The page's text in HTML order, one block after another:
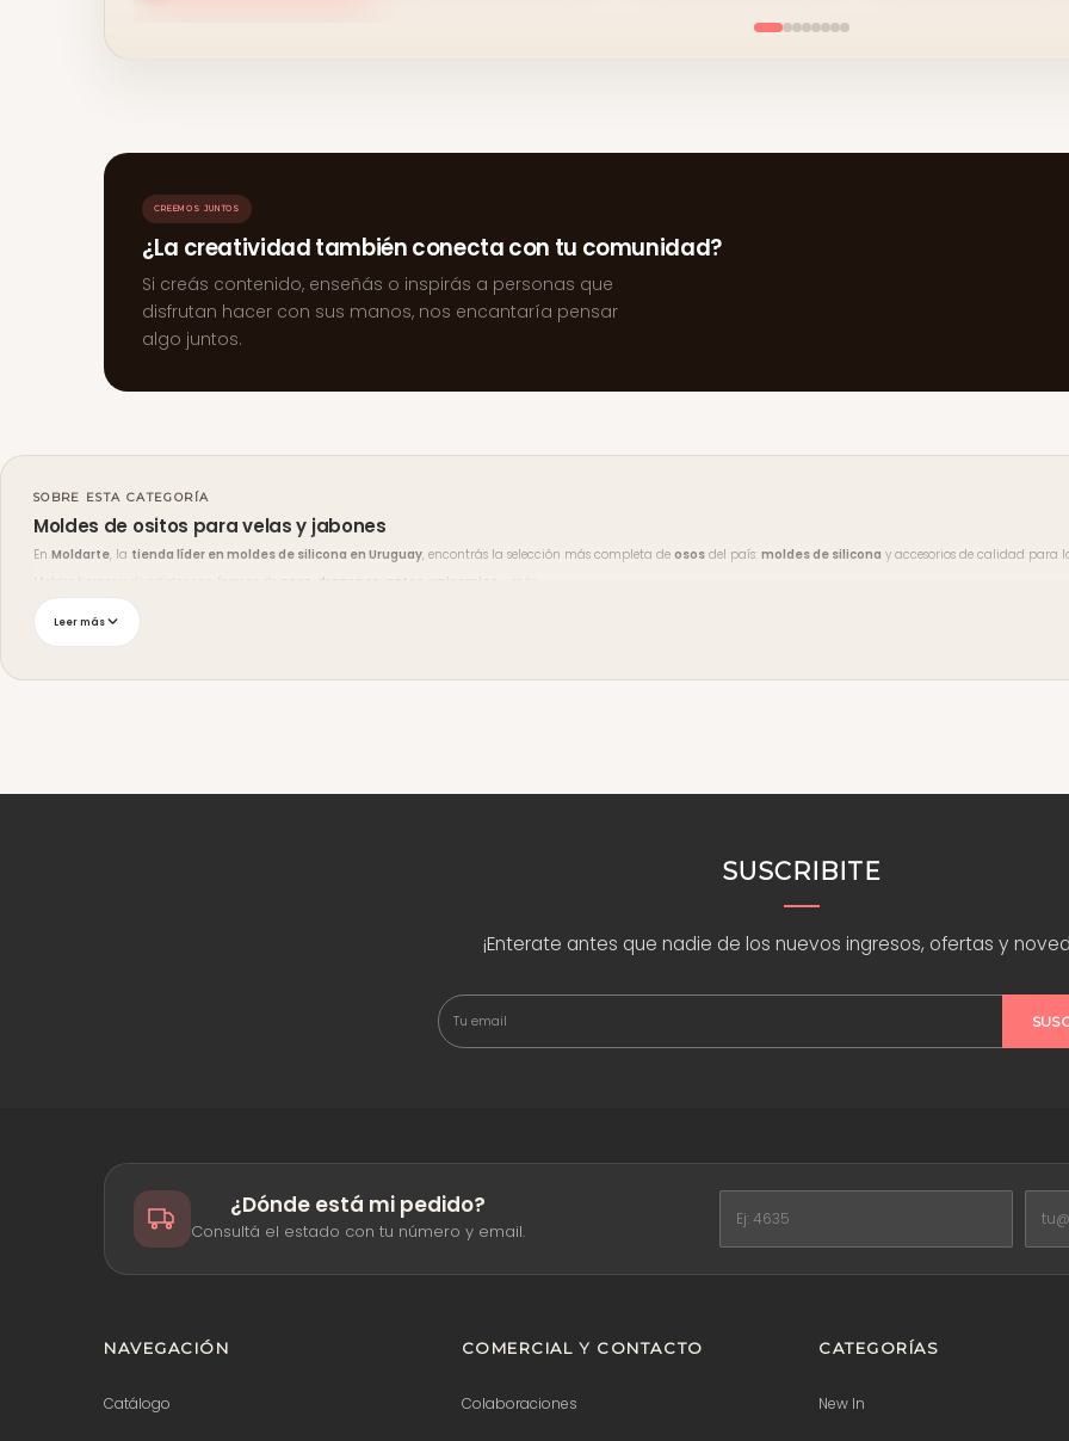
CREEMOS JUNTOS
¿La creatividad también conecta con tu comunidad?
Si creás contenido, enseñás o inspirás a personas que
disfrutan hacer con sus manos, nos encantaría pensar
algo juntos.
SOBRE ESTA CATEGORÍA
Moldes de ositos para velas y jabones
En Moldarte, la tienda líder en moldes de silicona en Uruguay, encontrás la selección más completa de ososdel país: moldes de silicona y accesorios de calidad para
dragones gatos unicornios
Leer más
SUSCRIBITE
¡Enterate antes que nadie de los nuevos ingresos, ofertas y
¿Dónde está mi pedido?
Consultá el estado con tu número y email.
NAVEGACIÓN
Catálogo
COMERCIAL Y CONTACTO
Colaboraciones
CATEGORÍAS
New In